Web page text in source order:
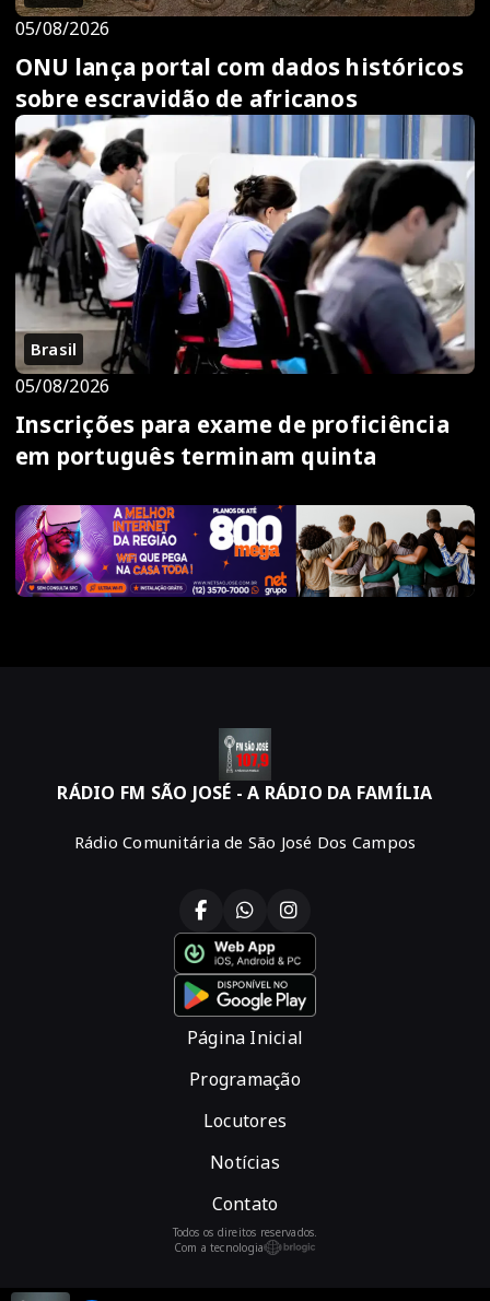
05/08/2026
ONU lança portal com dados históricos
sobre escravidão de africanos
Brasil
05/08/2026
Inscrições para exame de proficiência
em português terminam quinta
RÁDIO FM SÃO JOSÉ - A RÁDIO DA FAMÍLIA
Rádio Comunitária de São José Dos Campos
Página Inicial
Programação
Locutores
Notícias
Contato
Todos os direitos reservados.
Com a tecnologia